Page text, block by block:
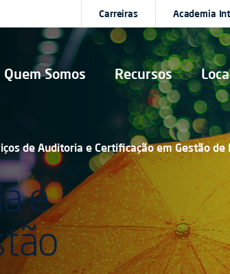
Quem Somos Recursos
Carreiras Academia
de Auditoria e Certificação em Gestão de
e